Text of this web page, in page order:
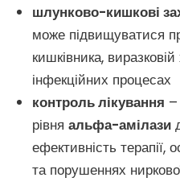
шлунково-кишкові
може підвищуватися
кишківника,
інфекційних процесах
контроль лікування
рівня альфа-амілази
ефективність терапії,
та порушеннях